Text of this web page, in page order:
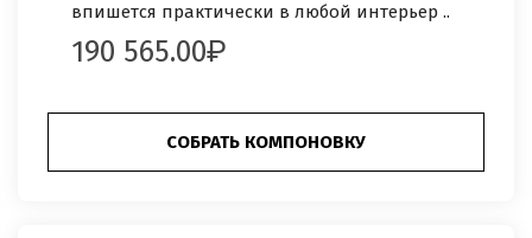
впишется практически в любой интерьер ..
190 565.00
СОБРАТЬ КОМПОНОВКУ